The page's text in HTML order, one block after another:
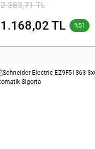
2.383,71 TL
1.168,02 TL %51